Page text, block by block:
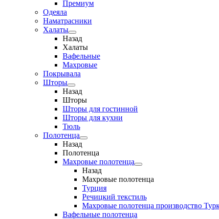
Премиум
Одеяла
Наматрасники
Халаты
Назад
Халаты
Вафельные
Махровые
Покрывала
Шторы
Назад
Шторы
Шторы для гостинной
Шторы для кухни
Тюль
Полотенца
Назад
Полотенца
Махровые полотенца
Назад
Махровые полотенца
Турция
Речицкий текстиль
Махровые полотенца производство
Вафельные полотенца